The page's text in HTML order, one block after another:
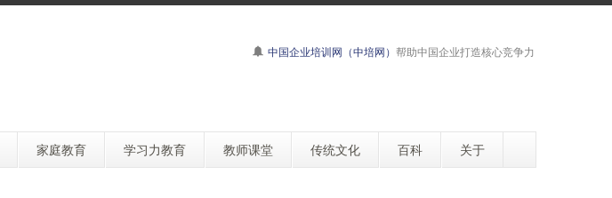
中国企业培训网（中培网） 帮助中国企业打造核心竞争力
家庭教育 学习力教育 教师课堂 传统文化 百科 关于